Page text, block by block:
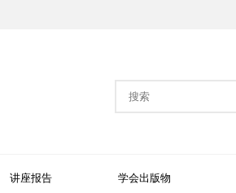
讲座报告 学会出版物